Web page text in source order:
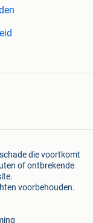
die voortkomt
of ontbrekende
voorbehouden.